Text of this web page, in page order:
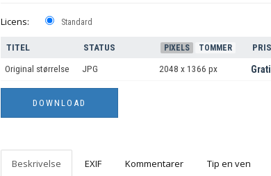
Licens: Standard
TITEL STATUS PIXELS TOMMER
Original størrelse JPG 2048 x 1366 px
Beskrivelse EXIF Kommentarer Tip en ven